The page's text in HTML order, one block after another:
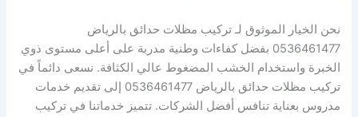
نحن الخيار الموثوق لـ تركيب مظلات حدائق بالرياض
0536461477 بفضل كفاءات وطنية مدربة على أعلى مستوى ذوي
الخبرة واستخدام الخشب المضغوط عالي الكثافة. نسعى دائماً في
تركيب مظلات حدائق بالرياض 0536461477 إلى تقديم خدمات
مدروس بعناية تنافس أفضل الشركات. تتميز خدماتنا في تركيب